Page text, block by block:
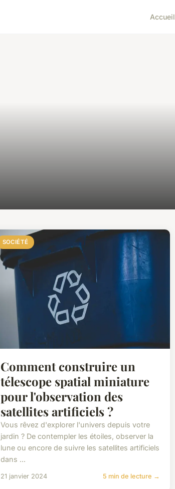
Accueil
SOCIÉTÉ
Comment construire un
télescope spatial miniature
pour l'observation des
satellites artificiels ?
Vous rêvez d'explorer l'univers depuis votre
jardin ? De contempler les étoiles, observer la
lune ou encore de suivre les satellites artificiels
dans ...
21 janvier 2024 5 min de lecture →